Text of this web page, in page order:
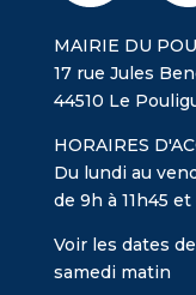
MAIRIE DU
17 rue Jules
44510 Le
HORAIRES
Du lundi au
de 9h à 11h45
Voir les dates
samedi matin